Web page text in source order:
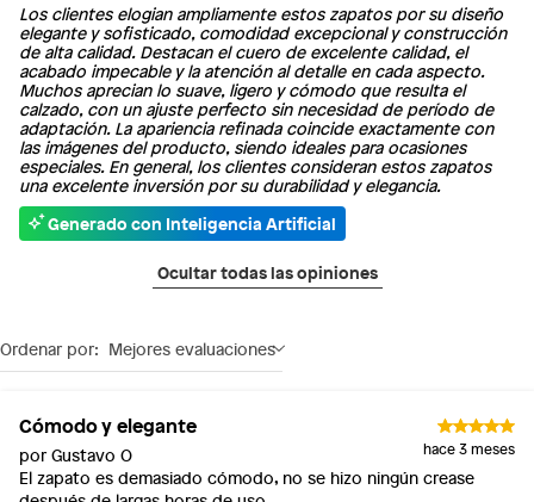
No solo ofrecemos la mejor selección de zapatos para
hombre, sino que también ofrecemos precios
increíblemente bajos. Si busca calidad a un precio
asequible, no busque más: Saga Falabella tiene
exactamente lo que necesita.
Los clientes elogian ampliamente estos zapatos por su diseño
elegante y sofisticado, comodidad excepcional y construcción
de alta calidad. Destacan el cuero de excelente calidad, el
acabado impecable y la atención al detalle en cada aspecto.
Muchos aprecian lo suave, ligero y cómodo que resulta el
calzado, con un ajuste perfecto sin necesidad de período de
adaptación. La apariencia refinada coincide exactamente con
las imágenes del producto, siendo ideales para ocasiones
especiales. En general, los clientes consideran estos zapatos
una excelente inversión por su durabilidad y elegancia.
Generado con Inteligencia Artificial
Ocultar todas las opiniones
Ordenar por: Mejores evaluaciones
Cómodo y elegante
por Gustavo O hace 3 meses
El zapato es demasiado cómodo, no se hizo ningún crease